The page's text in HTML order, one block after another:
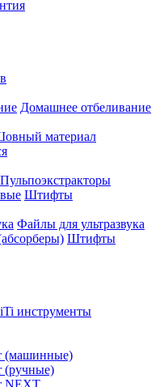
Домашнее отбеливание
материал
Пульпоэкстракторы
Штифты
Файлы для ультразвука
Штифты
инструменты
(машинные)
(ручные)
NEXT